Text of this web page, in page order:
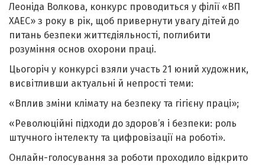
Леоніда Волкова, конкурс проводиться у філії «ВП
ХАЕС» з року в рік, щоб привернути увагу дітей до
питань безпеки життєдіяльності, поглибити
розуміння основ охорони праці.
Цьогоріч у конкурсі взяли участь 21 юний художник,
висвітливши актуальні й непрості теми:
«Вплив зміни клімату на безпеку та гігієну праці»;
«Революційні підходи до здоров’я і безпеки: роль
штучного інтелекту та цифровізації на роботі».
Онлайн-голосування за роботи проходило відкрито